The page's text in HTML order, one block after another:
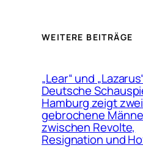
WEITERE BEITRÄGE
„Lear“ und
Deutsche
Hamburg zeigt zwei
gebrochene
zwischen Revolte,
Resignation und